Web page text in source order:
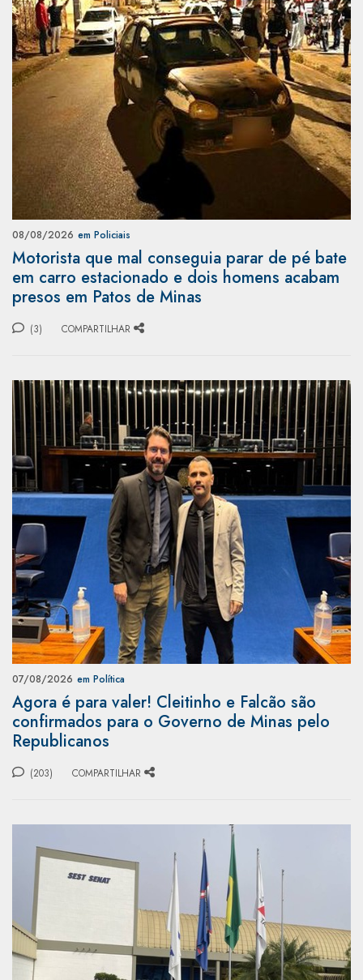
08/08/2026 em Policiais
Motorista que mal conseguia parar de pé bate
em carro estacionado e dois homens acabam
presos em Patos de Minas
(3) COMPARTILHAR
07/08/2026 em Política
Agora é para valer! Cleitinho e Falcão são
confirmados para o Governo de Minas pelo
Republicanos
(203) COMPARTILHAR